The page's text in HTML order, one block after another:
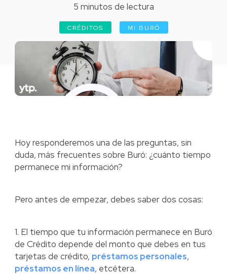
5 minutos de lectura
CRÉDITOS MI BURÓ
Hoy responderemos una de las preguntas, sin
duda, más frecuentes sobre Buró: ¿cuánto tiempo
permanece mi información?
Pero antes de empezar, debes saber dos cosas:
1. El tiempo que tu información permanece en Buró
de Crédito depende del monto que debes en tus
tarjetas de crédito, préstamos personales,
préstamos en línea, etcétera.